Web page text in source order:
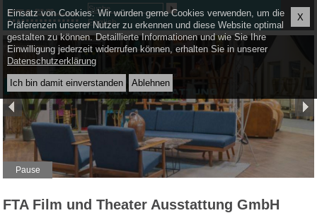
≡
English
Pause
FTA Film und Theater Ausstattung GmbH
X
Einsatz von Cookies: Wir würden gerne Cookies verwenden, um die
Präferenzen unserer Nutzer zu erkennen und diese Website optimal
gestalten zu können. Detaillierte Informationen und wie Sie Ihre
Einwilligung jederzeit widerrufen können, erhalten Sie in unserer
Datenschutzerklärung